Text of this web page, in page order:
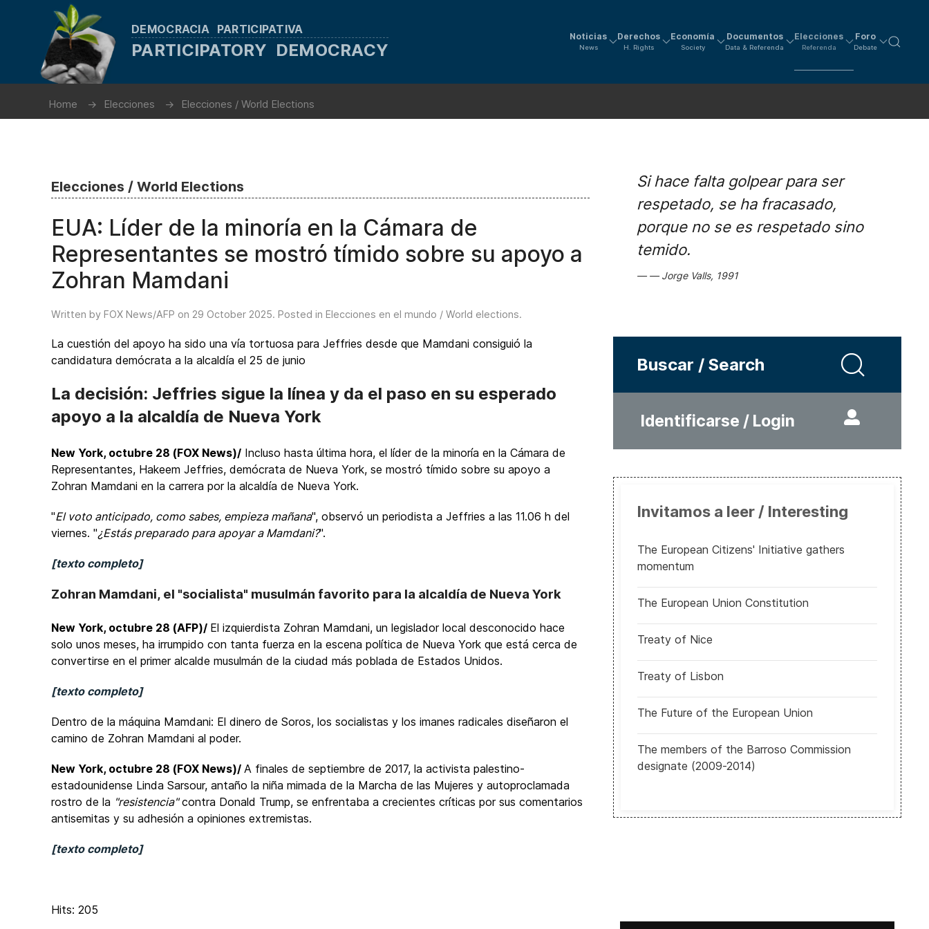
DEMOCRACIA PARTICIPATIVA
PARTICIPATORY DEMOCRACY
Noticias
News
Derechos
H. Rights
Economía
Society
Documentos
Data & Referenda
Elecciones
Referenda
Foro
Debate
Home Elecciones Elecciones / World Elections
Elecciones / World Elections
EUA: Líder de la minoría en la Cámara de
Representantes se mostró tímido sobre su apoyo a
Zohran Mamdani
Written by FOX News/AFP on 29 October 2025. Posted in Elecciones en el mundo / World elections.
La cuestión del apoyo ha sido una vía tortuosa para Jeffries desde que Mamdani consiguió la
candidatura demócrata a la alcaldía el 25 de junio
La decisión: Jeffries sigue la línea y da el paso en su esperado
apoyo a la alcaldía de Nueva York
New York, octubre 28 (FOX News)/ Incluso hasta última hora, el líder de la minoría en la Cámara de
Representantes, Hakeem Jeffries, demócrata de Nueva York, se mostró tímido sobre su apoyo a
Zohran Mamdani en la carrera por la alcaldía de Nueva York.
"El voto anticipado, como sabes, empieza mañana", observó un periodista a Jeffries a las 11.06 h del
viernes. "¿Estás preparado para apoyar a Mamdani?".
[texto completo]
Zohran Mamdani, el "socialista" musulmán favorito para la alcaldía de Nueva York
New York, octubre 28 (AFP)/ El izquierdista Zohran Mamdani, un legislador local desconocido hace
solo unos meses, ha irrumpido con tanta fuerza en la escena política de Nueva York que está cerca de
convertirse en el primer alcalde musulmán de la ciudad más poblada de Estados Unidos.
[texto completo]
Dentro de la máquina Mamdani: El dinero de Soros, los socialistas y los imanes radicales diseñaron el
camino de Zohran Mamdani al poder.
New York, octubre 28 (FOX News)/ A finales de septiembre de 2017, la activista palestino-
estadounidense Linda Sarsour, antaño la niña mimada de la Marcha de las Mujeres y autoproclamada
rostro de la "resistencia"contra Donald Trump, se enfrentaba a crecientes críticas por sus comentarios
antisemitas y su adhesión a opiniones extremistas.
[texto completo]
Hits: 205
Si hace falta golpear para ser
respetado, se ha fracasado,
porque no se es respetado sino
temido.
Jorge Valls, 1991
Buscar / Search
Identificarse / Login
Invitamos a leer / Interesting
The European Citizens' Initiative gathers
momentum
The European Union Constitution
Treaty of Nice
Treaty of Lisbon
The Future of the European Union
The members of the Barroso Commission
designate (2009-2014)